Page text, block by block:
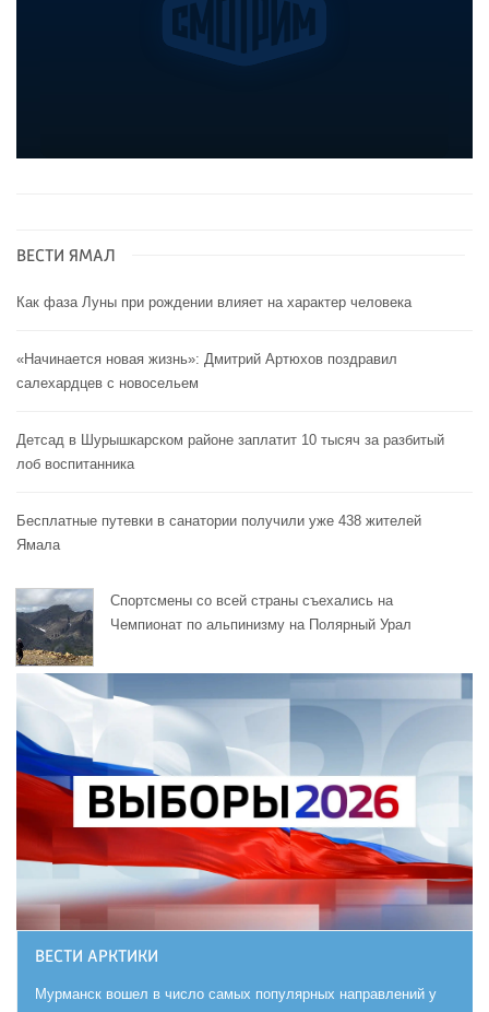
ВЕСТИ ЯМАЛ
Как фаза Луны при рождении влияет на характер человека
«Начинается новая жизнь»: Дмитрий Артюхов поздравил
салехардцев с новосельем
Детсад в Шурышкарском районе заплатит 10 тысяч за разбитый
лоб воспитанника
Бесплатные путевки в санатории получили уже 438 жителей
Ямала
Спортсмены со всей страны съехались на
Чемпионат по альпинизму на Полярный Урал
ВЕСТИ АРКТИКИ
Мурманск вошел в число самых популярных направлений у